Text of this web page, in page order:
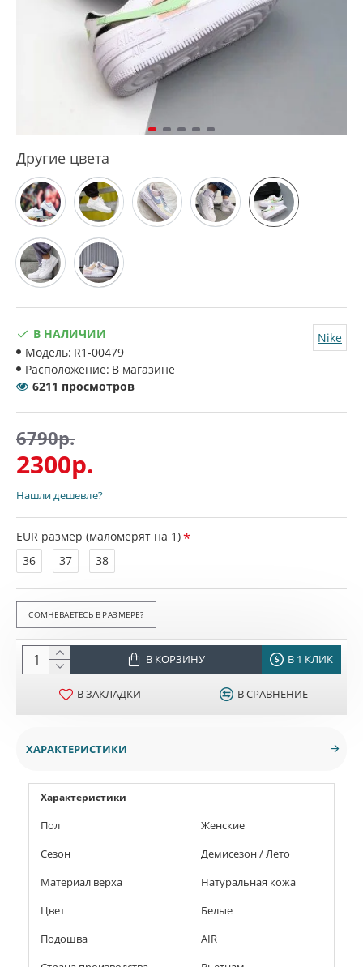
2300р.
6790р.
В НАЛИЧИИ
Модель: R1-00479
Расположение: В магазине
Nike
6211 просмотров
Другие цвета
EUR размер (маломерят на 1)
36
37 38
В КОРЗИНУ В 1 КЛИК
В ЗАКЛАДКИ В СРАВНЕНИЕ
Нашли дешевле?
ХАРАКТЕРИСТИКИ
Характеристики
Пол
Женские
Сезон
Демисезон / Лето
Материал верха
Натуральная кожа
Цвет
Белые
Подошва
AIR
СОМНЕВАЕТЕСЬ В РАЗМЕРЕ?